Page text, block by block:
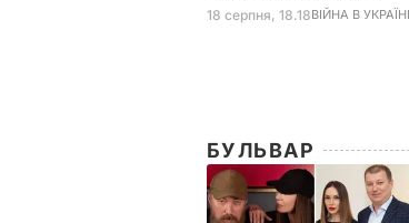
18 серпня, 18.18ВІЙНА В УКРАЇНІ
БУЛЬВАР